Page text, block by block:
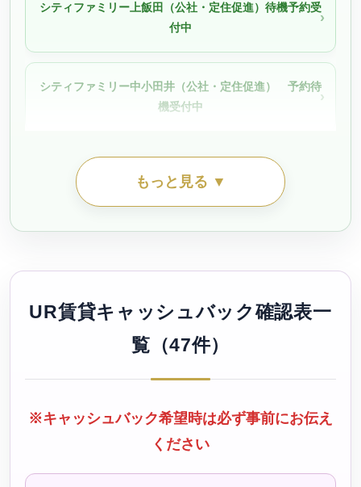
シティファミリー上飯田（公社・定住促進）待機予約受
付中
シティファミリー中小田井（公社・定住促進） 予約待
機受付中
シティファミリー丸の内（公社・定住促進）待機予約受
付中
シティファミリー名塚（公社・定住促進）
シティファミリー向島（公社・定住促進）待機予約受付
もっと見る ▼
UR賃貸キャッシュバック確認表一
覧（47件）
※キャッシュバック希望時は必ず事前にお伝え
ください